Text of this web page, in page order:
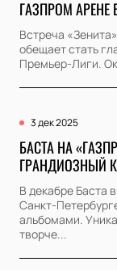
ГАЗПРОМ АРЕНЕ
Встреча
обещает стать
Премьер-Лиги.
3 дек 2025
БАСТА НА
ГРАНДИОЗНЫЙ
В декабре Баста
Санкт-
альбомами.
творче...